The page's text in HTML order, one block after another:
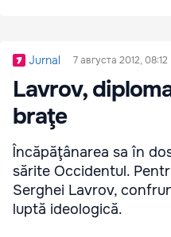
Jurnal 7 августа 2012, 08:12
Lavrov,
braţe
Încăpăţânarea sa în
sărite Occidentul.
Serghei Lavrov,
luptă ideologică.